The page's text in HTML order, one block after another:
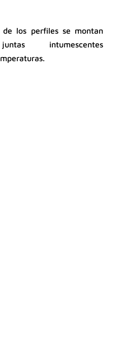
los perfiles se montan
intumescentes